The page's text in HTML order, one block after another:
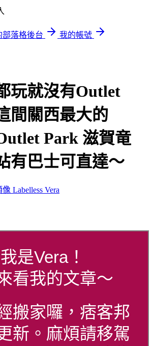
部落格後台
我的帳號
玩就沒有Outlet
間關西最大的
Park 滋賀竜
有巴士可直達～
Labelless Vera
是Vera！
看我的文章～
搬家囉，痞客邦
新。麻煩請移駕